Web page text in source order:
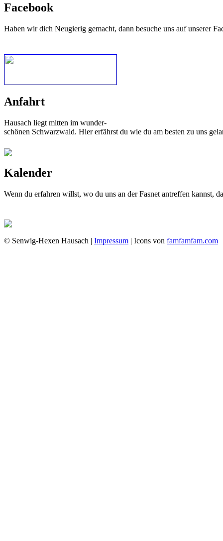
Facebook
Haben wir dich Neugierig gemacht, dann besuche uns auf unserer
Anfahrt
Hausach liegt mitten im wunder-
schönen Schwarzwald. Hier erfährst du wie du am besten zu uns
Kalender
Wenn du erfahren willst, wo du uns an der Fasnet antreffen kannst,
© Senwig-Hexen Hausach | Impressum | Icons von famfamfam.com